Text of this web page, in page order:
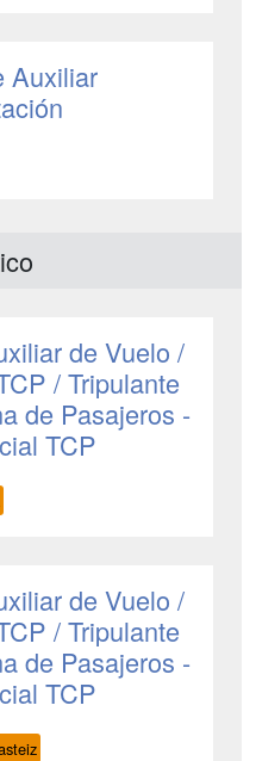
Auxiliar
de Vuelo /
/ Tripulante
de Pasajeros -
TCP
de Vuelo /
/ Tripulante
de Pasajeros -
TCP